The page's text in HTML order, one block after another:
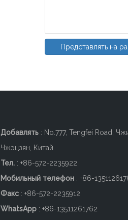
Представлять на
Добавлять : No.777, Tengfei Road,
Чжэцзян, Китай.
Тел. : +86-572-2235922
Мобильный телефон : +86-
Факс : +86-572-2235912
WhatsApp : +86-13511261762